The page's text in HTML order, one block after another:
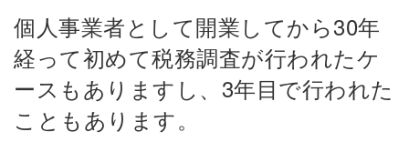
個人事業者として開業してから30年
経って初めて税務調査が行われたケ
ースもありますし、3年目で行われた
こともあります。